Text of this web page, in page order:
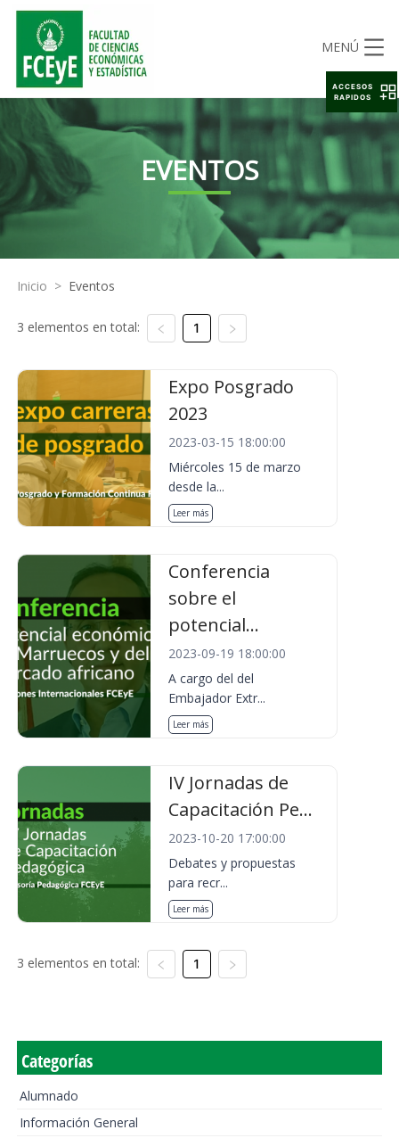
MENÚ
EVENTOS
Inicio > Eventos
3 elementos en total: 1
Expo Posgrado
2023
2023-03-15 18:00:00
Miércoles 15 de marzo
desde la...
Leer más
Conferencia
sobre el
potencial...
2023-09-19 18:00:00
A cargo del del
Embajador Extr...
Leer más
IV Jornadas de
Capacitación Pe...
2023-10-20 17:00:00
Debates y propuestas
para recr...
Leer más
3 elementos en total: 1
Categorías
Alumnado
Información General
ACCESOS
RAPIDOS